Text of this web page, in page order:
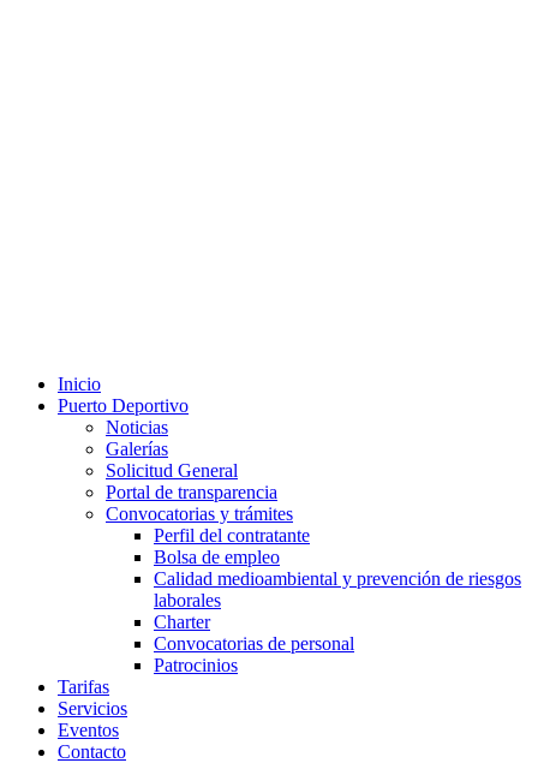
Inicio
Puerto Deportivo
Noticias
Galerías
Solicitud General
Portal de transparencia
Convocatorias y trámites
Perfil del contratante
Bolsa de empleo
Calidad medioambiental y prevención de riesgos
laborales
Charter
Convocatorias de personal
Patrocinios
Tarifas
Servicios
Eventos
Contacto